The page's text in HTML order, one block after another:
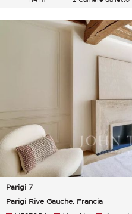
Parigi 7
Parigi Rive Gauche, Francia